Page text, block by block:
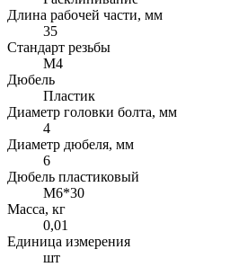
Длина рабочей части, мм
35
Стандарт резьбы
М4
Дюбель
Пластик
Диаметр головки болта, мм
4
Диаметр дюбеля, мм
6
Дюбель пластиковый
М6*30
Масса, кг
0,01
Единица измерения
шт